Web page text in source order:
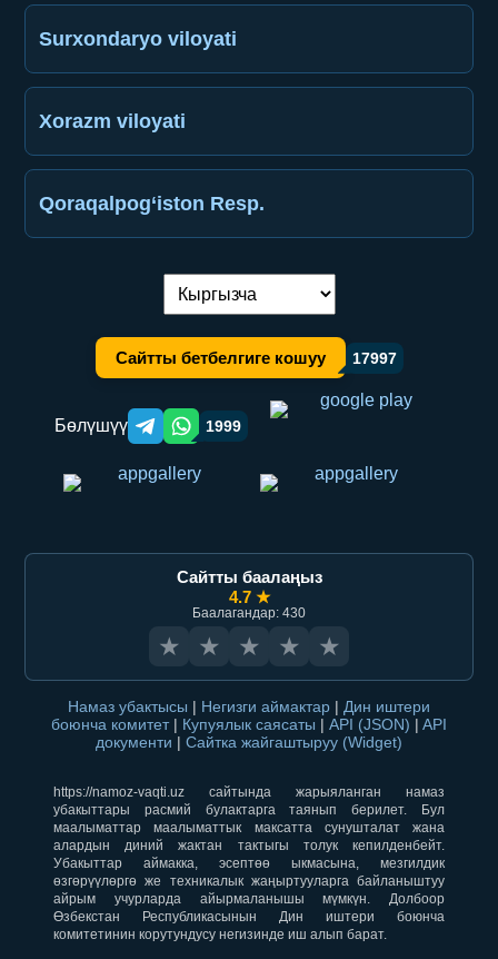
Surxondaryo viloyati
Xorazm viloyati
Qoraqalpog‘iston Resp.
Тилди алмаштыруу:
Сайтты бетбелгиге кошуу 17997
Бөлүшүү Telegram orqali ulashish
WhatsApp orqali ulashish
1999
Сайтты баалаңыз
4.7 ★
Баалагандар: 430
★ ★ ★ ★ ★
Намаз убактысы | Негизги аймактар | Дин иштери
боюнча комитет | Купуялык саясаты | API (JSON) | API
документи | Сайтка жайгаштыруу (Widget)
https://namoz-vaqti.uz сайтында жарыяланган намаз
убакыттары расмий булактарга таянып берилет. Бул
маалыматтар маалыматтык максатта сунушталат жана
алардын диний жактан тактыгы толук кепилденбейт.
Убакыттар аймакка, эсептөө ыкмасына, мезгилдик
өзгөрүүлөргө же техникалык жаңыртууларга байланыштуу
айрым учурларда айырмаланышы мүмкүн. Долбоор
Өзбекстан Республикасынын Дин иштери боюнча
комитетинин корутундусу негизинде иш алып барат.